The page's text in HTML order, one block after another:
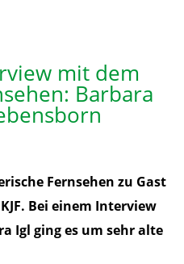
mit dem
Barbara
Fernsehen zu Gast
Bei einem Interview
Igl ging es um sehr alte